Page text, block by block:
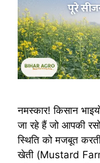
नमस्कार! किसान
जा रहे हैं जो आपकी
स्थिति को मजबूत
खेती (Mustard